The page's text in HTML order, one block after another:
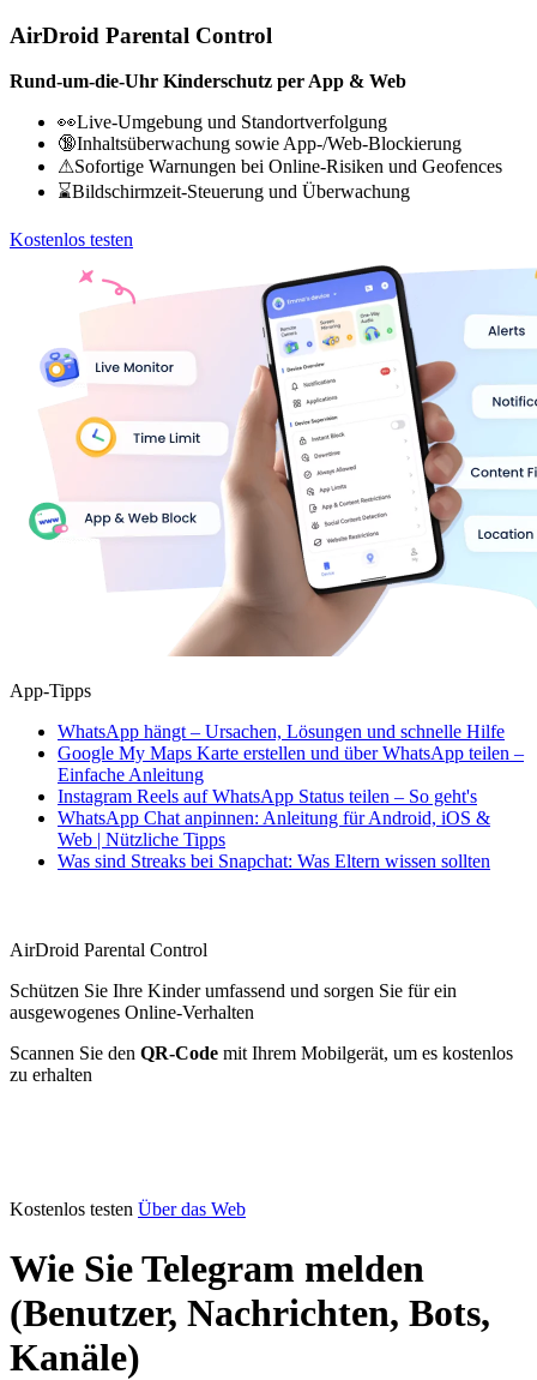
AirDroid Parental Control
Rund-um-die-Uhr Kinderschutz per App & Web
👀Live-Umgebung und Standortverfolgung
🔞Inhaltsüberwachung sowie App-/Web-Blockierung
⚠Sofortige Warnungen bei Online-Risiken und Geofences
⌛Bildschirmzeit-Steuerung und Überwachung
Kostenlos testen
App-Tipps
WhatsApp hängt – Ursachen, Lösungen und schnelle Hilfe
Google My Maps Karte erstellen und über WhatsApp teilen –
Einfache Anleitung
Instagram Reels auf WhatsApp Status teilen – So geht's
WhatsApp Chat anpinnen: Anleitung für Android, iOS &
Web | Nützliche Tipps
Was sind Streaks bei Snapchat: Was Eltern wissen sollten
AirDroid Parental Control
Schützen Sie Ihre Kinder umfassend und sorgen Sie für ein
ausgewogenes Online-Verhalten
Scannen Sie den QR-Code mit Ihrem Mobilgerät, um es kostenlos
zu erhalten
Kostenlos testen Über das Web
Wie Sie Telegram melden
(Benutzer, Nachrichten, Bots,
Kanäle)